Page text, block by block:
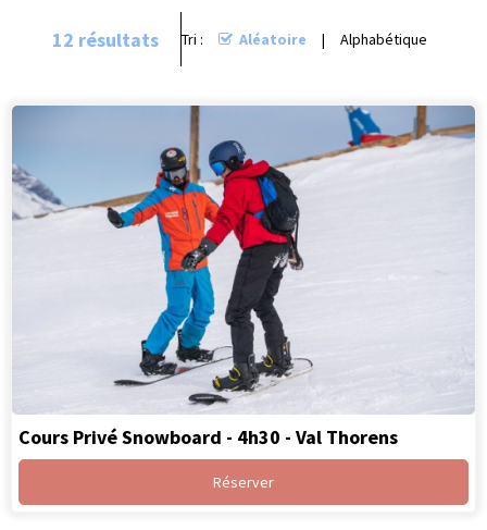
12 résultats Tri : Aléatoire Alphabétique
Cours Privé Snowboard - 4h30 - Val Thorens
Réserver